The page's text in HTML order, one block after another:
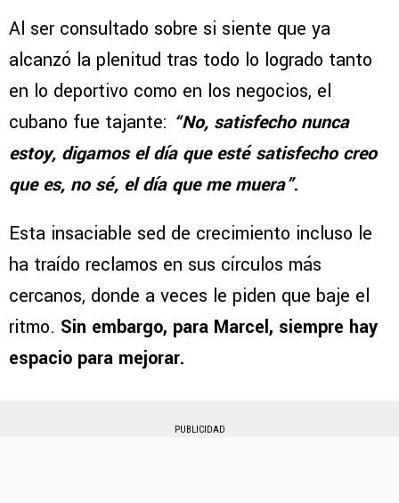
Al ser consultado sobre si siente que ya
alcanzó la plenitud tras todo lo logrado tanto
en lo deportivo como en los negocios, el
cubano fue tajante: “No, satisfecho nunca
estoy, digamos el día que esté satisfecho creo
que es, no sé, el día que me muera”.
Esta insaciable sed de crecimiento incluso le
ha traído reclamos en sus círculos más
cercanos, donde a veces le piden que baje el
ritmo. Sin embargo, para Marcel, siempre hay
espacio para mejorar.
PUBLICIDAD